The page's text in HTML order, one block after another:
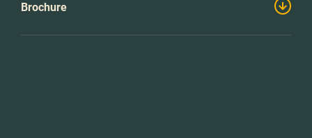
Brochure